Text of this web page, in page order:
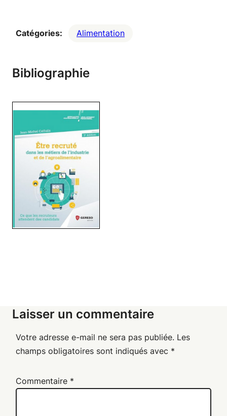
Catégories: Alimentation
Bibliographie
Laisser un commentaire
Votre adresse e-mail ne sera pas publiée. Les
champs obligatoires sont indiqués avec *
Commentaire *